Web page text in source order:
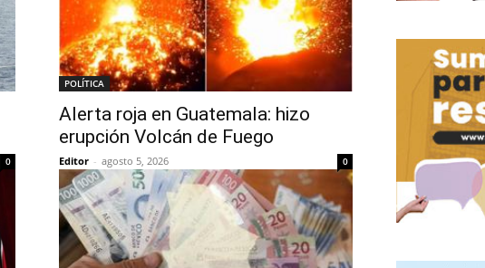
0
POLÍTICA
Alerta roja en Guatemala: hizo
erupción Volcán de Fuego
Editor - agosto 5, 2026 0